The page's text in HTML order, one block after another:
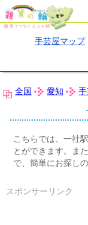
手芸屋マップ
全国 愛知
こちらでは、一社
とができます。ま
で、簡単にお探し
スポンサーリンク